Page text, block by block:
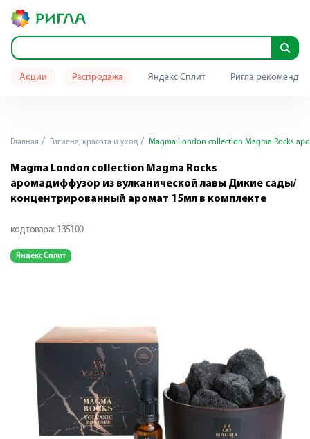
Акции Распродажа Яндекс Сплит Ригла
Главная Гигиена, красота и уход Magma London collection Magma Rocks
Magma London collection Magma Rocks
аромадиффузор из вулканической лавы Дикие сады/
концентрированный аромат 15мл в комплекте
код товара: 135100
Яндекс Сплит